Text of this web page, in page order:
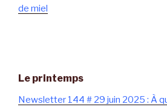
de miel
Le printemps
Newsletter 144 # 29 juin 2025 : À